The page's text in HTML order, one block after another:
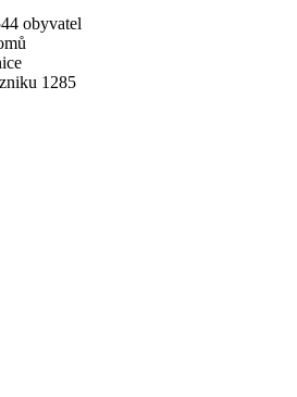
obyvatel
1285